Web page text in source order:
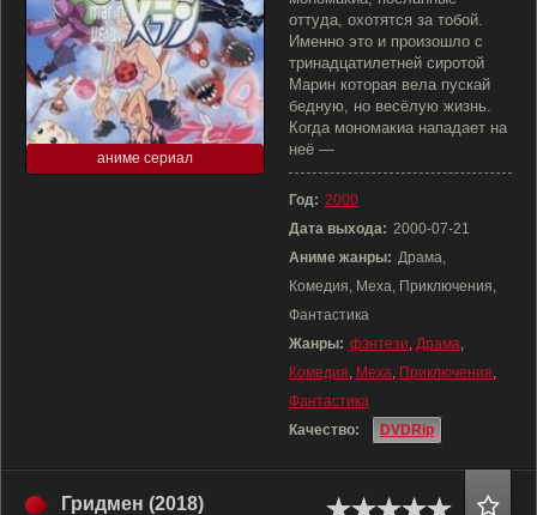
аниме сериал
оттуда, охотятся за тобой.
Именно это и произошло с
тринадцатилетней сиротой
Марин которая вела пускай
бедную, но весёлую жизнь.
Когда мономакиа нападает на
неё —
Год: 2000
Дата выхода: 2000-07-21
Аниме жанры: Драма,
Комедия, Меха, Приключения,
Фантастика
Жанры: фэнтези, Драма,
Комедия, Меха, Приключения,
Фантастика
Качество:
DVDRip
Гридмен (2018)